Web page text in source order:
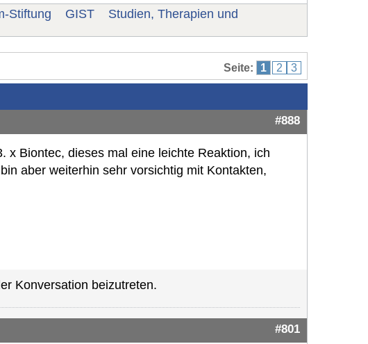
Stiftung GIST
Studien, Therapien und
Seite: 1 2 3
#888
x Biontec, dieses mal eine leichte Reaktion, ich
aber weiterhin sehr vorsichtig mit Kontakten,
Konversation beizutreten.
#801